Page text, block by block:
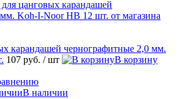
карандашей чернографитные 2,0 мм.
107 руб. / шт
В корзину
В наличии